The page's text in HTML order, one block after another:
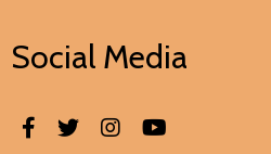
Social Media